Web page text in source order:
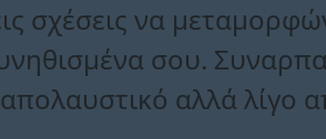
σχέσεις να
σου.
αλλά λίγο